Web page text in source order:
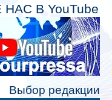
в 2027 году.
нововведений
шторки у
места. Они
закрыть свою
сна или отдыха,
В YouTube
Выбор редакции